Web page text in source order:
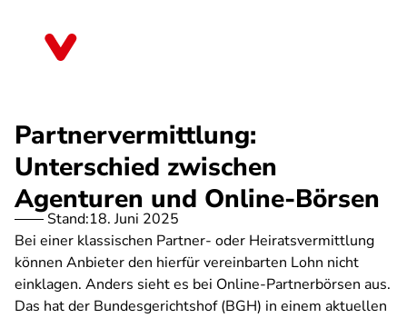
Partnervermittlung:
Unterschied zwischen
Agenturen und Online-Börsen
Stand:18. Juni 2025
Bei einer klassischen Partner- oder Heiratsvermittlung
können Anbieter den hierfür vereinbarten Lohn nicht
einklagen. Anders sieht es bei Online-Partnerbörsen aus.
Das hat der Bundesgerichtshof (BGH) in einem aktuellen